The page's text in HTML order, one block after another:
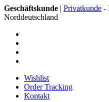
Geschäftskunde | Privatkunde -
Norddeutschland
Wishlist
Order Tracking
Kontakt